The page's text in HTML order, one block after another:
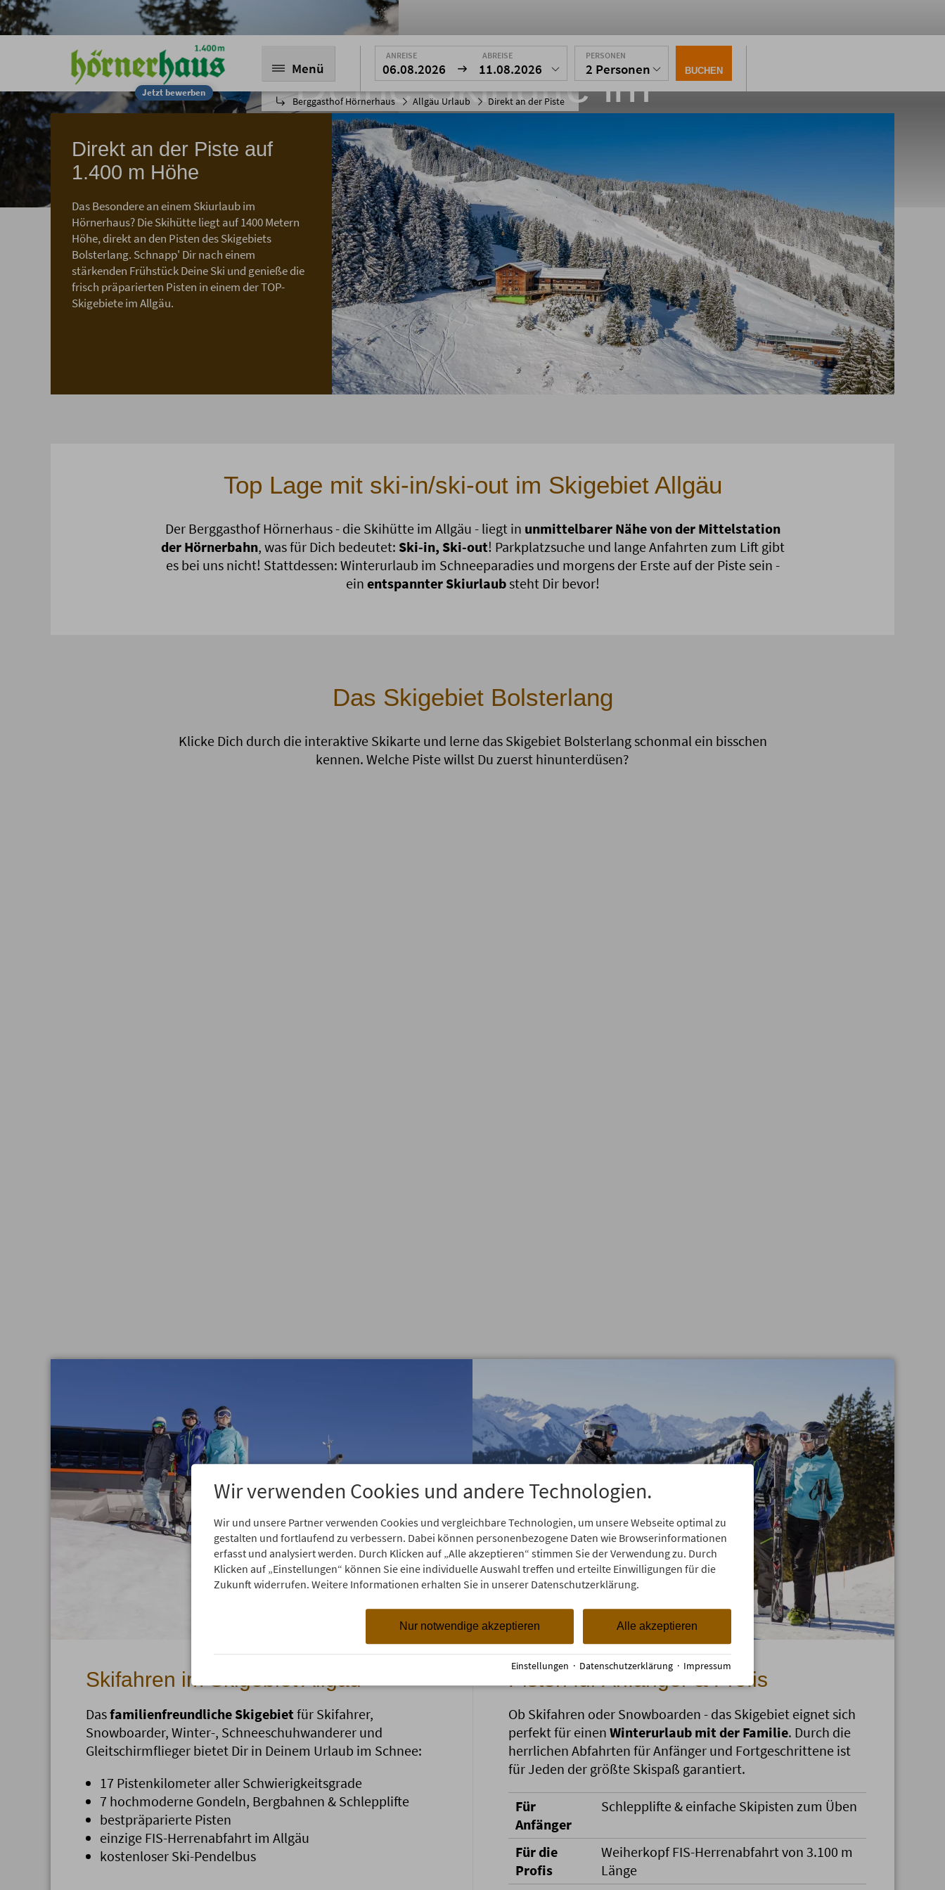
Jetzt bewerben
Menü
Berggasthof Hörnerhaus Allgäu Urlaub Direkt an der Piste
ANREISE
06.08.2026
ABREISE
11.08.2026
PERSONEN
2 Personen BUCHEN
Deine Skihütte im
Allgäu
Skifahren im Skigebiet Bolsterlang an der Hörnerbahn nahe
Oberstdorf im Allgäu
Direkt an der Piste auf
1.400 m Höhe
Das Besondere an einem Skiurlaub im
Hörnerhaus? Die Skihütte liegt auf 1400 Metern
Höhe, direkt an den Pisten des Skigebiets
Bolsterlang. Schnapp' Dir nach einem
stärkenden Frühstück Deine Ski und genieße die
frisch präparierten Pisten in einem der TOP-
Skigebiete im Allgäu.
Top Lage mit ski-in/ski-out im Skigebiet Allgäu
Der Berggasthof Hörnerhaus - die Skihütte im Allgäu - liegt in unmittelbarer Nähe von der Mittelstation
der Hörnerbahn, was für Dich bedeutet: Ski-in, Ski-out! Parkplatzsuche und lange Anfahrten zum Lift gibt
es bei uns nicht! Stattdessen: Winterurlaub im Schneeparadies und morgens der Erste auf der Piste sein -
ein entspannter Skiurlaubsteht Dir bevor!
Das Skigebiet Bolsterlang
Klicke Dich durch die interaktive Skikarte und lerne das Skigebiet Bolsterlang schonmal ein bisschen
kennen. Welche Piste willst Du zuerst hinunterdüsen?
Skifahren im Skigebiet Allgäu
Dasfamilienfreundliche Skigebietfür Skifahrer,
Snowboarder, Winter-, Schneeschuhwanderer und
Gleitschirmflieger bietet Dir in Deinem Urlaub im Schnee:
17 Pistenkilometer aller Schwierigkeitsgrade
7 hochmoderne Gondeln, Bergbahnen & Schlepplifte
bestpräparierte Pisten
einzige FIS-Herrenabfahrt im Allgäu
kostenloser Ski-Pendelbus
Pisten für Anfänger & Profis
Ob Skifahren oder Snowboarden - das Skigebiet eignet sich
perfekt für einen Winterurlaub mit der Familie. Durch die
herrlichen Abfahrten für Anfänger und Fortgeschrittene ist
für Jeden der größte Skispaß garantiert.
Für
Anfänger
Schlepplifte & einfache Skipisten zum Üben
Für die
Profis
Weiherkopf FIS-Herrenabfahrt von 3.100 m
Länge
Wir verwenden Cookies und andere Technologien.
Wir und unsere Partner verwenden Cookies und vergleichbare Technologien, um unsere Webseite optimal zu
gestalten und fortlaufend zu verbessern. Dabei können personenbezogene Daten wie Browserinformationen
erfasst und analysiert werden. Durch Klicken auf „Alle akzeptieren“ stimmen Sie der Verwendung zu. Durch
Klicken auf „Einstellungen“ können Sie eine individuelle Auswahl treffen und erteilte Einwilligungen für die
Zukunft widerrufen. Weitere Informationen erhalten Sie in unserer Datenschutzerklärung.
Alle akzeptieren
Nur notwendige akzeptieren
Einstellungen · Datenschutzerklärung · Impressum